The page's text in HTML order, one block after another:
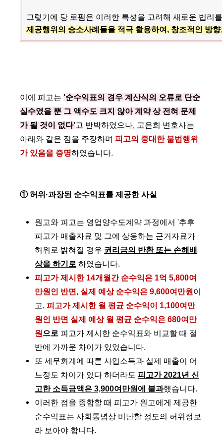
그렇기에 당 로펌은 이러한 특성을 고려해 새로운 법리
제공행위의 승소사례들을 적극 활용하여, 창조적인 방
이에 피고는 '순수익표의 경우 계산식의 오류로 단순
실수였을 뿐 그 액수도 크지 않아 계약 상 전혀 문제
가 될 것이 없다'고 반박하였으나, 고은희 변호사는
아래와 같은 점을 주장하며 피고의 중대한 불법행위
가 있음을 증명하였습니다.
① 허위·과장된 순수익표를 제공한 사실
원고와 피고는 영업양수도계약 과정에서 '추후
피고가 매출자료 및 그에 상응하는 근거자료가
허위로 밝혀질 경우 권리금의 반환 또는 손해배
상을 하기로 하였습니다.
피고가 제시한 14개월간 순수익은 1억 5,800여
만원인 반면, 실제 예상 순수익은 9,600여만원 이
고, 피고가 제시한 월 평균 순수익이 1,100여만
원인 반면 실제 예상 월 평균 순수익은 680여만
원 으로 피고가 제시한 순수익표와 비교할 때 절
반에 가까운 차이가 있었습니다.
또 세무회계에 따른 사업소득과 실제 매출이 어
느정도 차이가 있다 하더라도 피고가 2021년 신
고한 소득금액은 3,900여만원에 불과했습니다.
이러한 점을 종합할 때 피고가 원고에게 제공한
순수익표는 사회통념상 비난할 정도의 허위정보
라 보아야 합니다.